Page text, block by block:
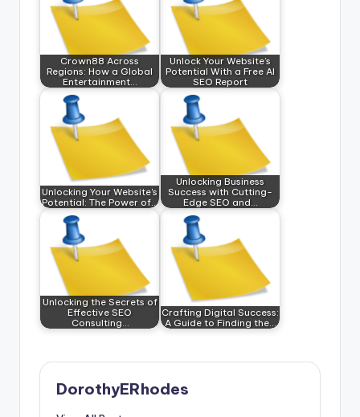
Crown88 Across
Regions: How a Global
Entertainment…
Unlock Your Website’s
Potential With a Free AI
SEO Report
Unlocking Your Website's
Potential: The Power of…
Unlocking Business
Success with Cutting-
Edge SEO and…
Unlocking the Secrets of
Effective SEO
Consulting…
Crafting Digital Success:
A Guide to Finding the…
DorothyERhodes